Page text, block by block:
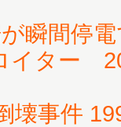
瞬間停
イター
壊事件